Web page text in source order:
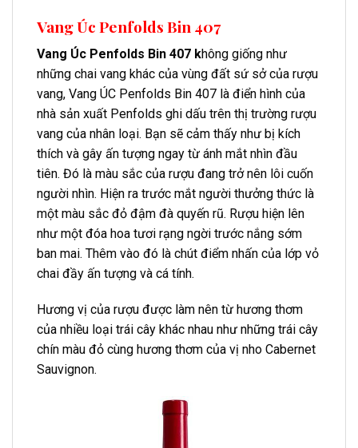
Vang Úc Penfolds Bin 407
Vang Úc Penfolds Bin 407 không giống như
những chai vang khác của vùng đất sứ sở của rượu
vang, Vang ÚC Penfolds Bin 407 là điển hình của
nhà sản xuất Penfolds ghi dấu trên thị trường rượu
vang của nhân loại. Bạn sẽ cảm thấy như bị kích
thích và gây ấn tượng ngay từ ánh mắt nhìn đầu
tiên. Đó là màu sắc của rượu đang trở nên lôi cuốn
người nhìn. Hiện ra trước mắt người thưởng thức là
một màu sắc đỏ đậm đà quyến rũ. Rượu hiện lên
như một đóa hoa tươi rạng ngời trước nắng sớm
ban mai. Thêm vào đó là chút điểm nhấn của lớp vỏ
chai đầy ấn tượng và cá tính.
Hương vị của rượu được làm nên từ hương thơm
của nhiều loại trái cây khác nhau như những trái cây
chín màu đỏ cùng hương thơm của vị nho Cabernet
Sauvignon.